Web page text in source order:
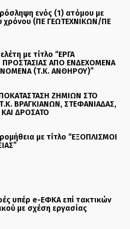
ενός (1) ατόμου με
χρόνου (ΠΕ ΓΕΩΤΕΧΝΙΚΩΝ/ΠΕ
με τίτλο “ΕΡΓΑ
ΠΡΟΣΤΑΣΙΑΣ ΑΠΟ ΕΝΔΕΧΟΜΕΝΑ
(Τ.Κ. ΑΝΘΗΡΟΥ)”
ΖΗΜΙΩΝ ΣΤΟ
ΒΡΑΓΚΙΑΝΩΝ, ΣΤΕΦΑΝΙΑΔΑΣ,
ΔΡΟΣΑΤΟ
με τίτλο “ΕΞΟΠΛΙΣΜΟΙ
υπέρ e-ΕΦΚΑ επί τακτικών
με σχέση εργασίας